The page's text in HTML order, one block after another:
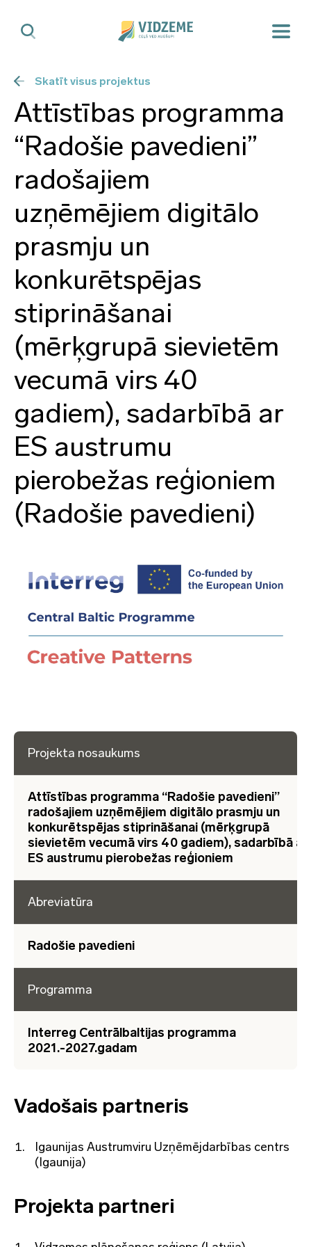
Skatīt visus projektus
Attīstības programma
“Radošie pavedieni”
radošajiem
uzņēmējiem digitālo
prasmju un
konkurētspējas
stiprināšanai
(mērķgrupā sievietēm
vecumā virs 40
gadiem), sadarbībā ar
ES austrumu
pierobežas reģioniem
(Radošie pavedieni)
Projekta nosaukums
Attīstības programma “Radošie pavedieni”
radošajiem uzņēmējiem digitālo prasmju un
konkurētspējas stiprināšanai (mērķgrupā
sievietēm vecumā virs 40 gadiem), sadarbībā ar
ES austrumu pierobežas reģioniem
Abreviatūra
Radošie pavedieni
Programma
Interreg Centrālbaltijas programma
2021.-2027.gadam
Vadošais partneris
Igaunijas Austrumviru Uzņēmējdarbības centrs
(Igaunija)
Projekta partneri